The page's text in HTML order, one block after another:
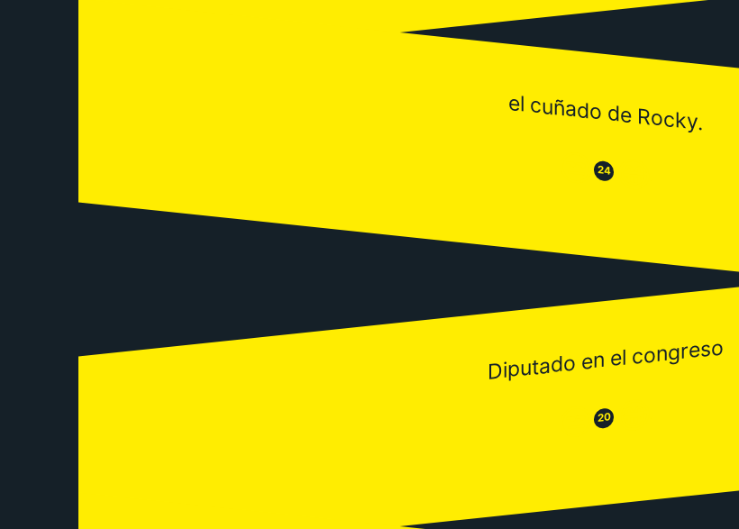
el cuñado de Rocky.
😒 24 😂
Diputado en el congreso
😒 20 😂